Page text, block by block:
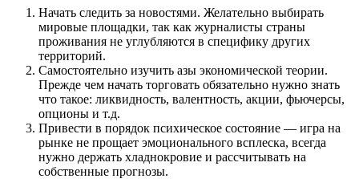
Начать следить за новостями. Желательно выбирать
мировые площадки, так как журналисты страны
проживания не углубляются в специфику других
территорий.
Самостоятельно изучить азы экономической теории.
Прежде чем начать торговать обязательно нужно знать
что такое: ликвидность, валентность, акции, фьючерсы,
опционы и т.д.
Привести в порядок психическое состояние — игра на
рынке не прощает эмоционального всплеска, всегда
нужно держать хладнокровие и рассчитывать на
собственные прогнозы.